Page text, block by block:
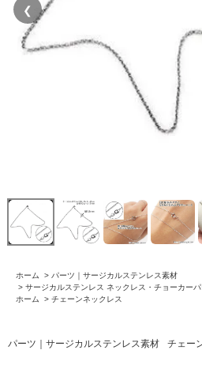
❮
ホーム > パーツ｜サージカルステンレス素材
> サージカルステンレス ネックレス・チョーカーパ
ホーム
> チェーンネックレス
パーツ｜サージカルステンレス素材 チェー